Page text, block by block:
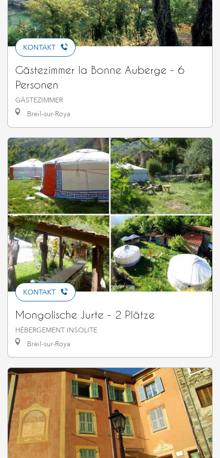
KONTAKT
Gästezimmer la Bonne Auberge - 6
Personen
GÄSTEZIMMER
Breil-sur-Roya
KONTAKT
Mongolische Jurte - 2 Plätze
HÉBERGEMENT INSOLITE
Breil-sur-Roya